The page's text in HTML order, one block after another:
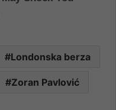
Londonska berza
Zoran Pavlović